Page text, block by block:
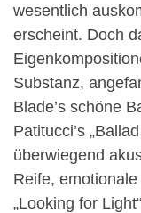
wesentlich
erscheint. Doch
Substanz,
Blade’s schöne
Patitucci’s
überwiegend
Reife,
„Looking for